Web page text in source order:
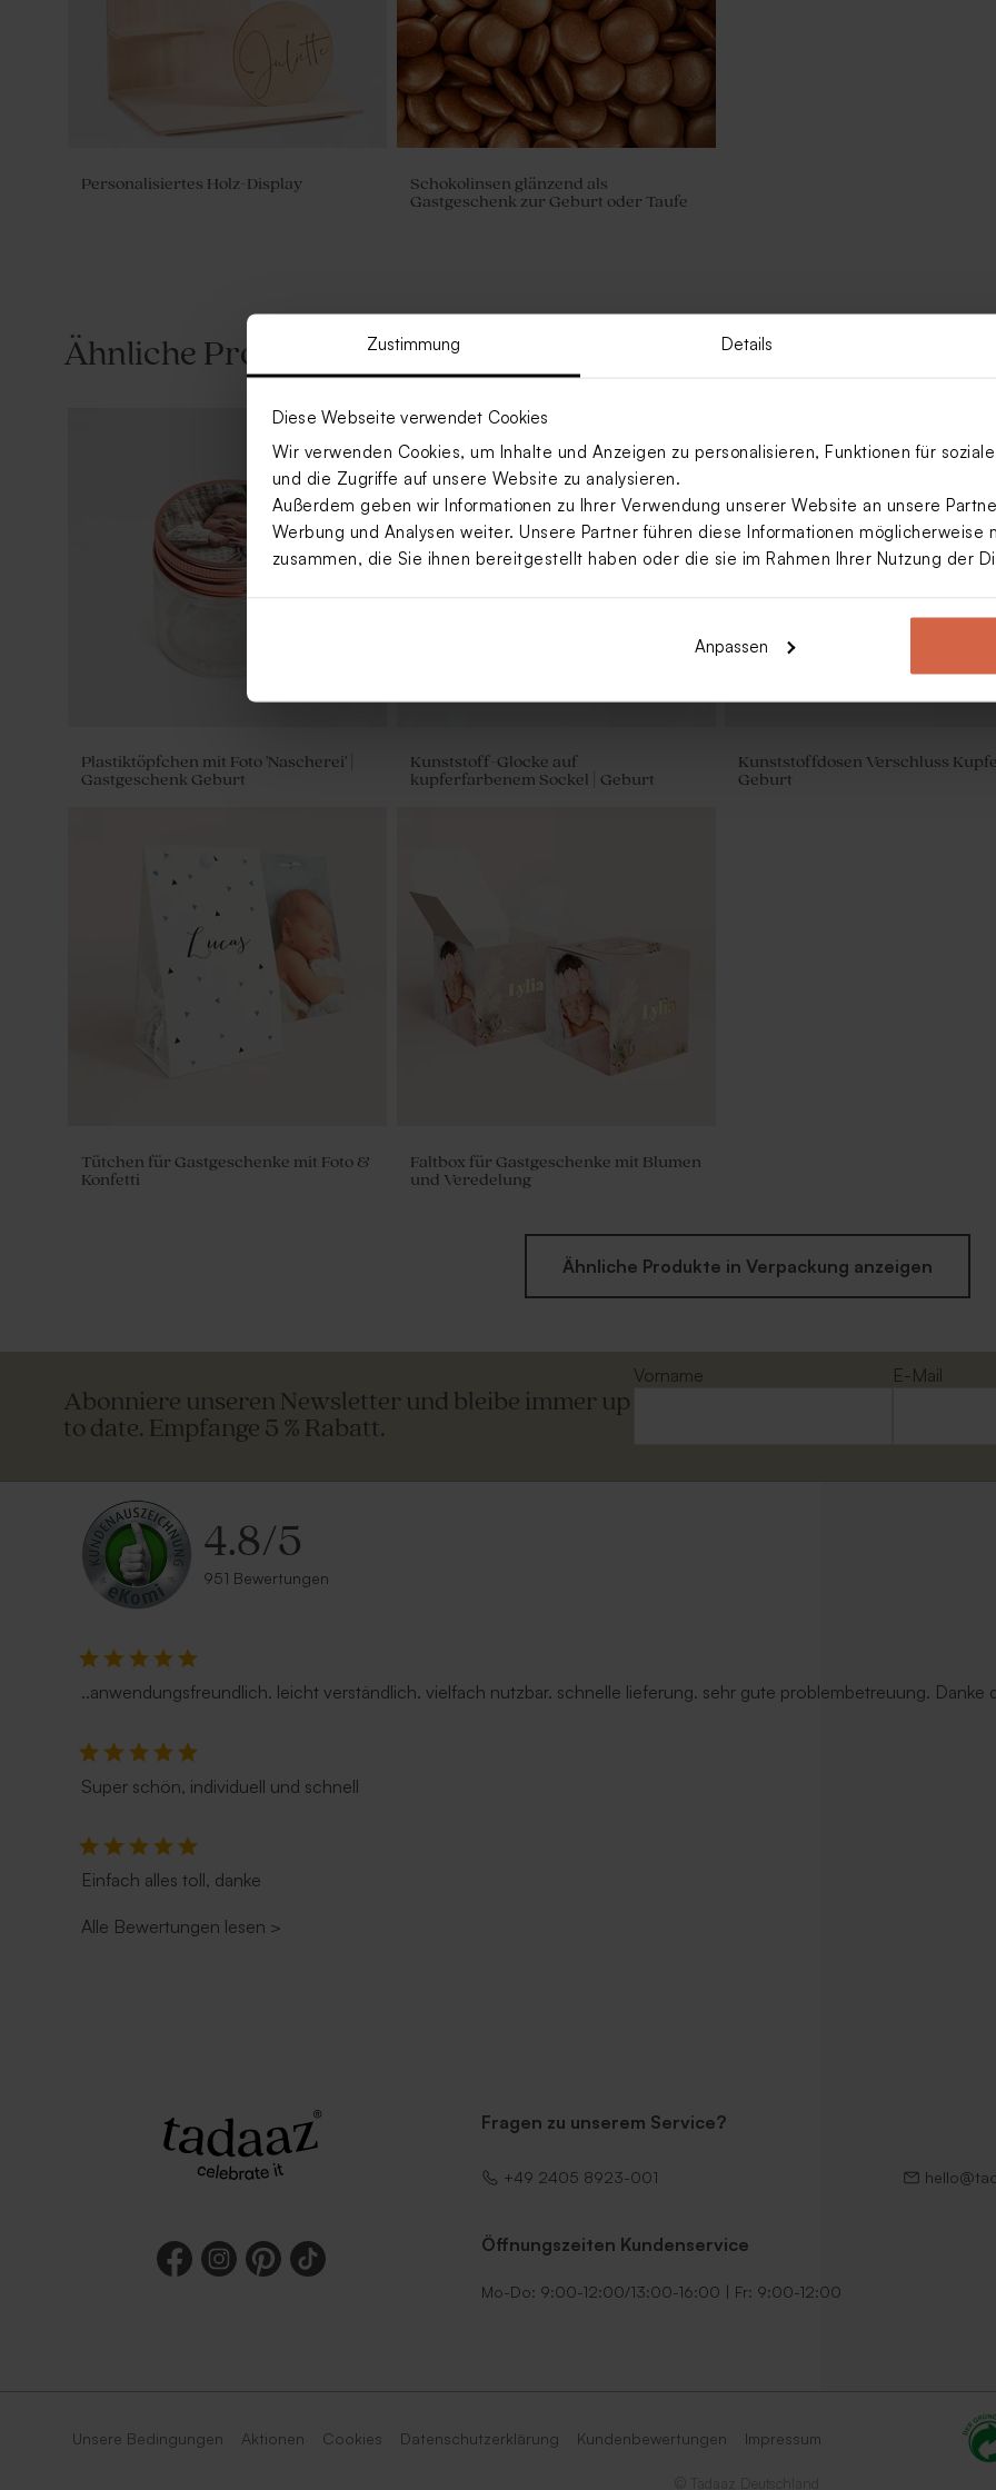
Zustimmung Details
Diese Webseite verwendet Cookies
Wir verwenden Cookies, um Inhalte und Anzeigen zu personalisieren, Funktionen für
und die Zugriffe auf unsere Website zu analysieren.
Außerdem geben wir Informationen zu Ihrer Verwendung unserer Website an unsere
Werbung und Analysen weiter. Unsere Partner führen diese Informationen möglicherweise
zusammen, die Sie ihnen bereitgestellt haben oder die sie im Rahmen Ihrer Nutzung der
Anpassen
Personalisiertes Holz-Display
Schokolinsen glänzend als
Gastgeschenk zur Geburt oder Taufe
Ähnliche Produkte
Plastiktöpfchen mit Foto 'Nascherei' |
Gastgeschenk Geburt
Kunststoff-Glocke auf
kupferfarbenem Sockel | Geburt
Kunststoffdosen Verschluss
Geburt
Tütchen für Gastgeschenke mit Foto &
Konfetti
Faltbox für Gastgeschenke mit Blumen
und Veredelung
Ähnliche Produkte in Verpackung anzeigen
Abonniere unseren Newsletter und bleibe immer up
to date. Empfange 5 % Rabatt.
Vorname
E-Mail
4.8/5
951 Bewertungen
..anwendungsfreundlich. leicht verständlich. vielfach nutzbar. schnelle lieferung. sehr gute problembetreuung. Danke
Super schön, individuell und schnell
Einfach alles toll, danke
Alle Bewertungen lesen >
Fragen zu unserem Service?
+49 2405 8923-001
Öffnungszeiten Kundenservice
Mo-Do: 9:00-12:00/13:00-16:00 | Fr: 9:00-12:00
Unsere Bedingungen Aktionen Cookies Datenschutzerklärung Kundenbewertungen Impressum